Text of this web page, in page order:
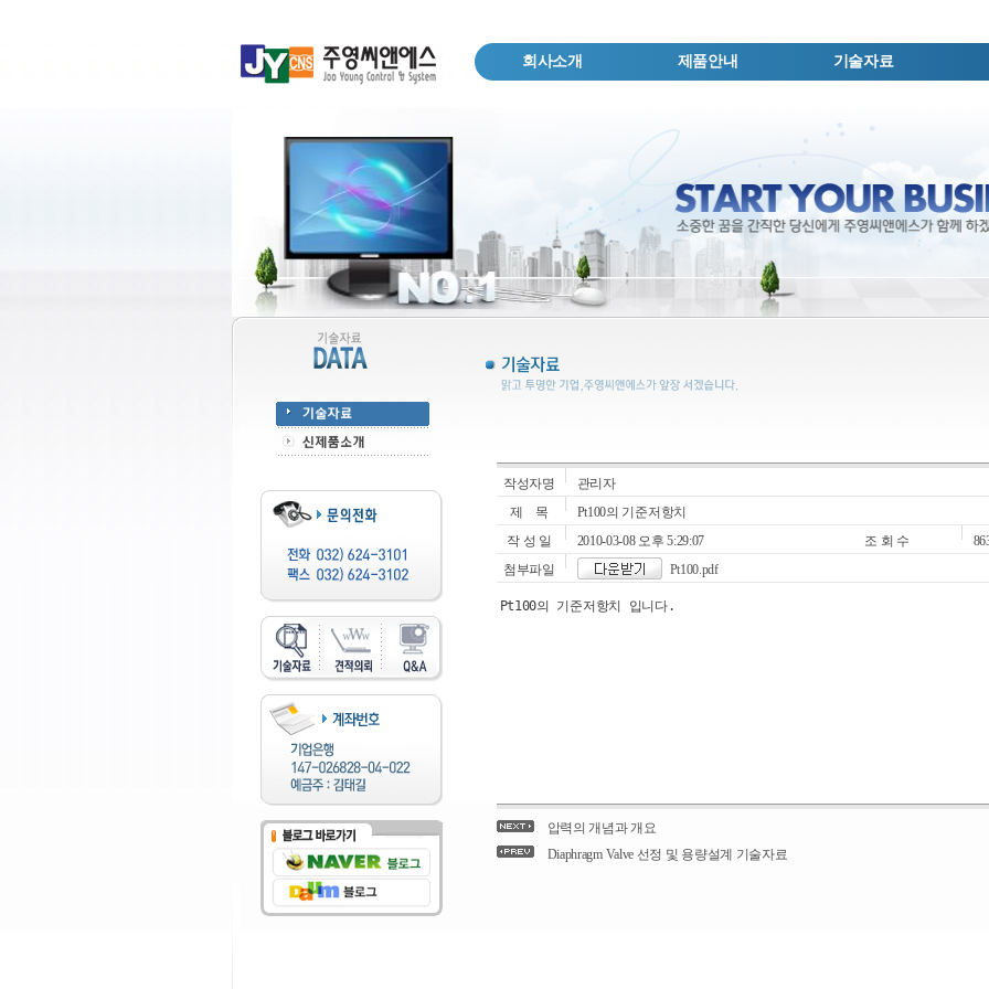
회사소개 제품안내 기술자료
작성자명
관리자
제 목
Pt100의 기준저항치
작 성 일
2010-03-08 오후 5:29:07 조 회 수
첨부파일
Pt100.pdf
Pt100의 기준저항치 입니다.
압력의 개념과 개요
Diaphragm Valve 선정 및 용량설계 기술자료